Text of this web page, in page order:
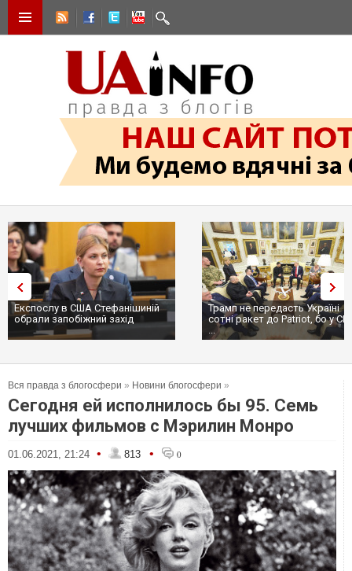
Експослу в США Стефанішиній
обрали запобіжний захід
Трамп не передасть Україні
сотні ракет до Patriot, бо у
...
Вся правда з блогосфери » Новини блогосфери »
Сегодня ей исполнилось бы 95. Семь
лучших фильмов с Мэрилин Монро
01.06.2021, 21:24 • 813 • 0